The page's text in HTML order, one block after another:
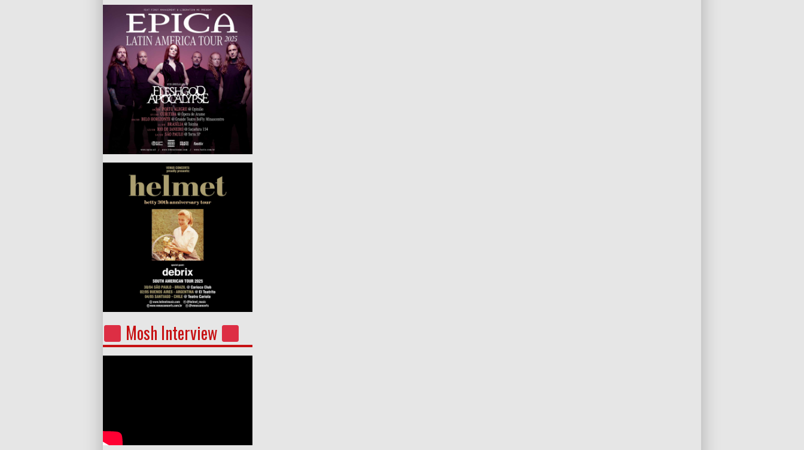
Mosh Interview